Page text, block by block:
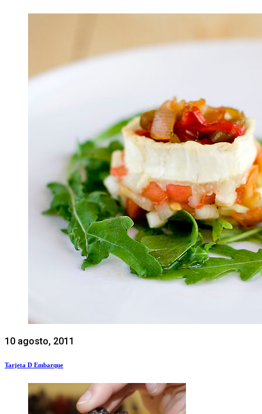
10 agosto, 2011
Tarjeta D Embarque